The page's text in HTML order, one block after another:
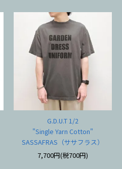
G.D.U.T 1/2
"Single Yarn Cotton"
SASSAFRAS（ササフラス）
7,700円(税700円)